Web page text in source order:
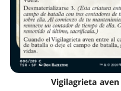
Vigilagrieta aven